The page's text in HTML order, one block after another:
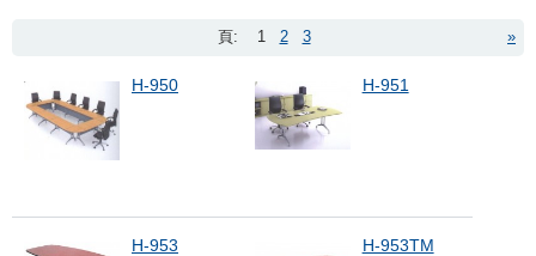
»
頁: 1 2 3
H-950 H-951
H-953 H-953TM